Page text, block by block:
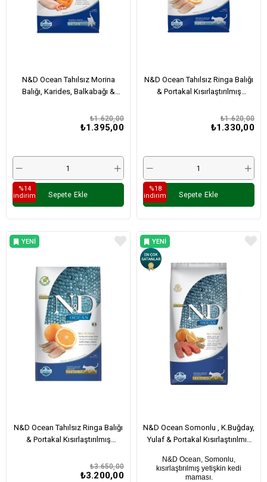
N&D Ocean Tahılsız Morina
Balığı, Karides, Balkabağı &
₺1.395,00
₺1.620,00
Sepete Ekle
%14
i̇ndirim
N&D Ocean Tahılsız Ringa Balığı
& Portakal Kısırlaştırılmış
₺1.330,00
₺1.620,00
Sepete Ekle
%18
i̇ndirim
N&D Ocean Tahılsız Ringa Balığı
& Portakal Kısırlaştırılmış
₺3.200,00
₺3.650,00
YENI
N&D Ocean Somonlu , K.Buğday,
Yulaf & Portakal Kısırlaştırılmış
N&D Ocean, Somonlu,
kısırlaştırılmış yetişkin kedi
maması.
YENI
ÜRÜN